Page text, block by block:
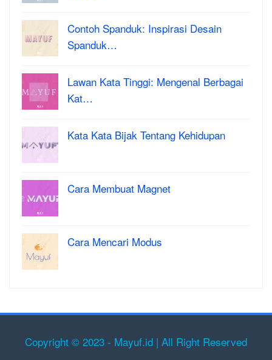
Contoh Spanduk: Inspirasi Desain
Spanduk…
Lawan Kata Tinggi: Mengenal Berbagai
Kat…
Kata Kata Bijak Tentang Kehidupan
Cara Membuat Magnet
Cara Mencari Modus
Copyright © 2023 - Mayuf.id | All Right Reserved